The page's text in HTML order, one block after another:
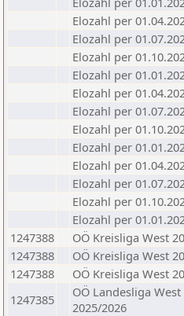
Elozahl per
Elozahl per
Elozahl per
Elozahl per
Elozahl per
Elozahl per
Elozahl per
Elozahl per
Elozahl per
Elozahl per
Elozahl per
Elozahl per
1247388
OÖ Kreisliga West
1247388
OÖ Kreisliga West
1247388
OÖ Kreisliga West
1247385
OÖ Landesliga West
2025/2026